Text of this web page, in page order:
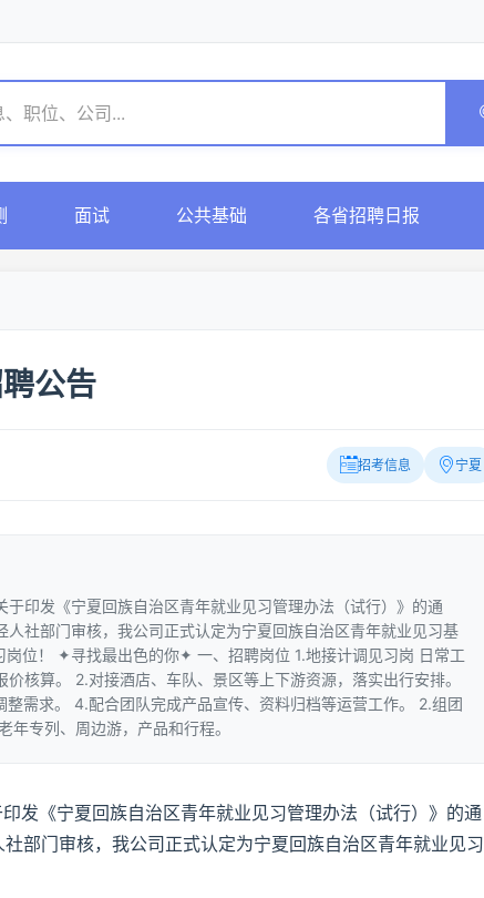
面试 公共基础 各省招聘日报
公告
招考信息 宁夏
印发《宁夏回族自治区青年就业见习管理办法（试行）》的通
社部门审核，我公司正式认定为宁夏回族自治区青年就业见习基
位！ ✦寻找最出色的你✦ 一、招聘岗位 1.地接计调见习岗 日常工
核算。 2.对接酒店、车队、景区等上下游资源，落实出行安排。
需求。 4.配合团队完成产品宣传、资料归档等运营工作。 2.组团
年专列、周边游，产品和行程。
发《宁夏回族自治区青年就业见习管理办法（试行）》的通
部门审核，我公司正式认定为宁夏回族自治区青年就业见习